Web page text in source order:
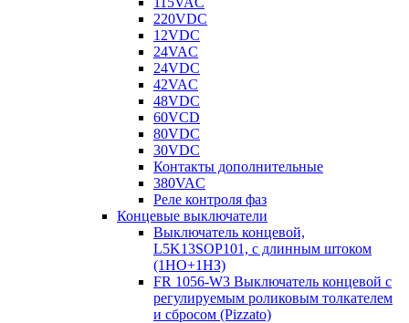
220VDC
12VDC
24VAC
24VDC
42VAC
48VDC
60VCD
80VDC
30VDC
Контакты дополнительные
380VAC
Реле контроля фаз
Концевые выключатели
Выключатель концевой,
L5K13SOP101, с длинным штоком
(1НО+1НЗ)
FR 1056-W3 Выключатель концевой с
регулируемым роликовым толкателем
и сбросом (Pizzato)